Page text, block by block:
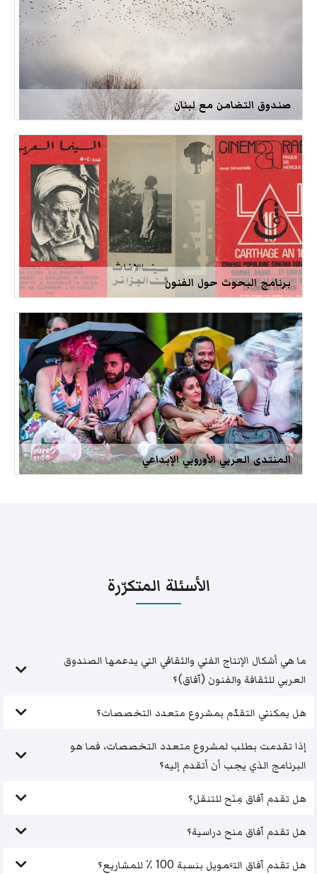
صندوق التضامن مع لبنان
برنامج البحوث حول الفنون
المنتدى العربي الأوروبي الإبداعي
الأسئلة المتكرّرة
ما هي أشكال الإنتاج الفني والثقافي التي يدعمها الصندوق
العربي للثقافة والفنون (آفاق)؟
هل يمكنني التقدّم بمشروع متعدد التخصصات؟
إذا تقدمت بطلب لمشروع متعدد التخصصات، فما هو
البرنامج الذي يجب أن أتقدم إليه؟
هل تقدم آفاق مِنَح للتنقل؟
هل تقدم آفاق منح دراسية؟
هل تقدم آفاق التَّمويل بنسبة 100 ٪ للمشاريع؟